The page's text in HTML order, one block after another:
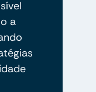
a